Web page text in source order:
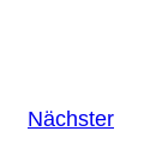
Nächster